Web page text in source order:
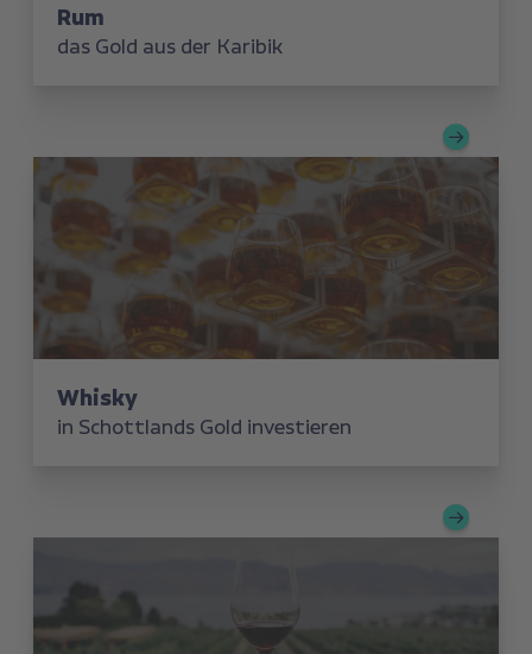
Rum
das Gold aus der Karibik
Whisky
in Schottlands Gold investieren